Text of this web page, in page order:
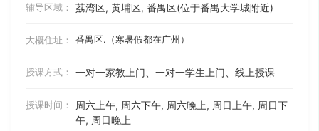
辅导区域： 荔湾区, 黄埔区, 番禺区(位于番禺大学城附近)
大概住址： 番禺区.（寒暑假都在广州）
授课方式： 一对一家教上门、一对一学生上门、线上授课
授课时间：
周六上午, 周六下午, 周六晚上, 周日上午, 周日下
午, 周日晚上